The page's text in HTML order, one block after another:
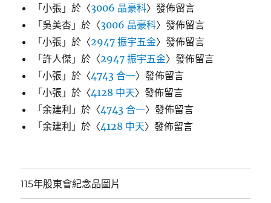
「小張 」於〈3006 晶豪科〉發佈留言
「吳美杏 」於〈3006 晶豪科〉發佈留言
「小張 」於〈2947 振宇五金〉發佈留言
「許人傑 」於〈2947 振宇五金〉發佈留言
「小張 」於〈4743 合一〉發佈留言
「小張 」於〈4128 中天〉發佈留言
「余建利 」於〈4743 合一〉發佈留言
「余建利 」於〈4128 中天〉發佈留言
115年股東會紀念品圖片